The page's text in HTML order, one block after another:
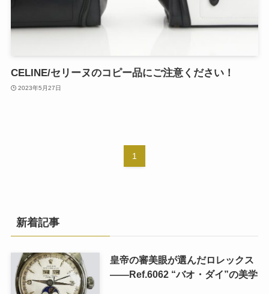
CELINE/セリーヌのコピー品にご注意ください！
2023年5月27日
1
新着記事
皇帝の審美眼が選んだロレックス
――Ref.6062 “バオ・ダイ”の美学